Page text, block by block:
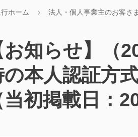
ホーム 法人・個人事業主のお客さま
お知らせ】（
の本人認証方
当初掲載日：